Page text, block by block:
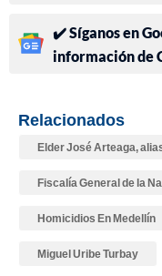
✔️ Síganos en
información de
Relacionados
Elder José Arteaga,
Fiscalía General de la
Homicidios En Medellín
Miguel Uribe Turbay